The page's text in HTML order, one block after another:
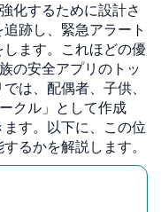
化するために設計さ
跡し、緊急アラート
ます。これほどの優
の安全アプリのトッ
は、配偶者、子供、
クル」として作成
す。以下に、この位
るかを解説します。